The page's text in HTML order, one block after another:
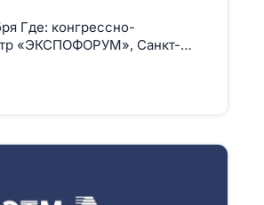
Где: конгрессно-
«ЭКСПОФОРУМ», Санкт-